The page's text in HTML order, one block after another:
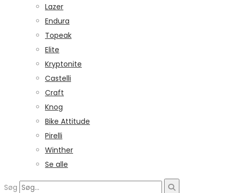
Lazer
Endura
Topeak
Elite
Kryptonite
Castelli
Craft
Knog
Bike Attitude
Pirelli
Winther
Se alle
Søg